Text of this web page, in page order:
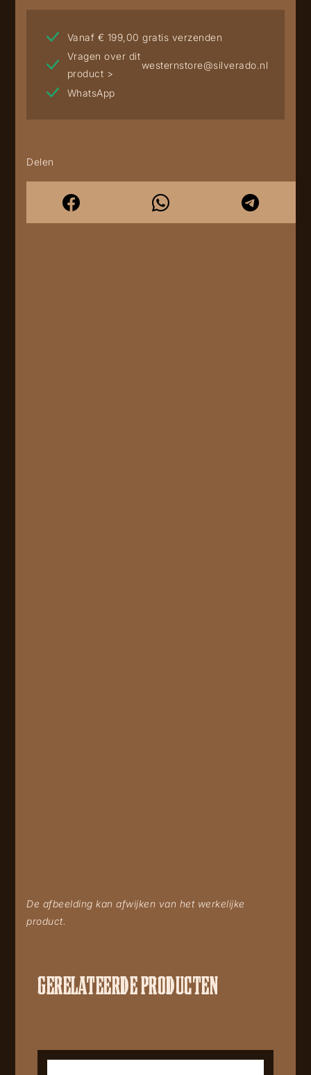
De afbeelding kan afwijken van het werkelijke
product.
Vanaf € 199,00 gratis verzenden
Vragen over dit
product >
westernstore@silverado.nl
WhatsApp
Delen
GERELATEERDE PRODUCTEN